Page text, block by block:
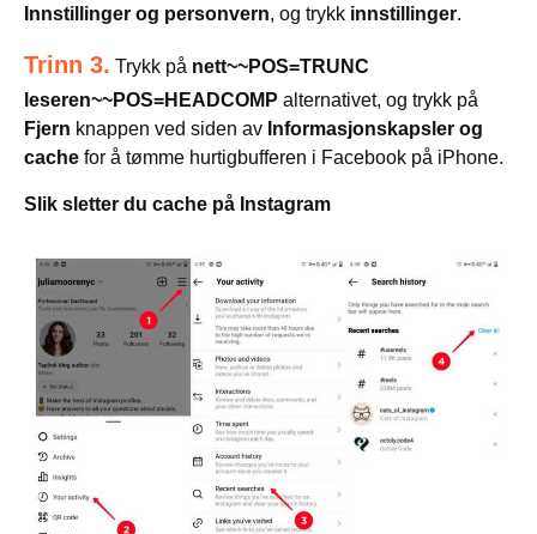
Innstillinger og personvern, og trykk innstillinger.
Trinn 3. Trykk på nett~~POS=TRUNC
leseren~~POS=HEADCOMP alternativet, og trykk på
Fjern knappen ved siden av Informasjonskapsler og
cache for å tømme hurtigbufferen i Facebook på iPhone.
Slik sletter du cache på Instagram